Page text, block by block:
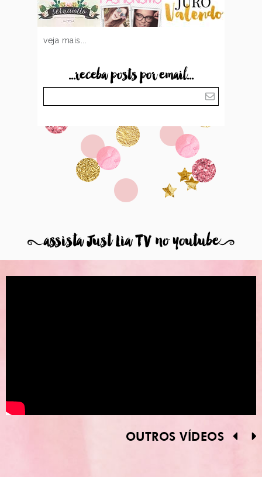
veja mais...
...receba posts por email...
8assista Just Lia TV no youtube9
OUTROS VÍDEOS